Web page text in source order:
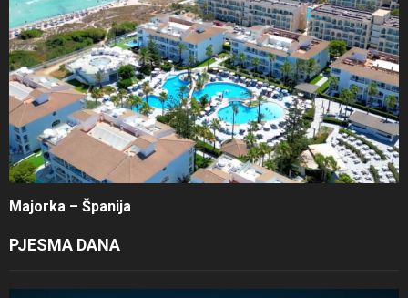
Majorka – Španija
PJESMA DANA